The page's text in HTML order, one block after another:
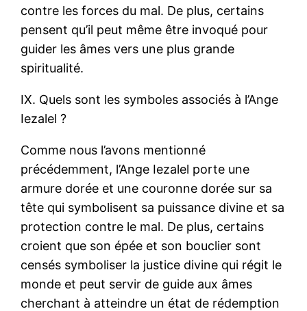
contre les forces du mal. De plus, certains
pensent qu’il peut même être invoqué pour
guider les âmes vers une plus grande
spiritualité.
IX. Quels sont les symboles associés à l’Ange
Iezalel ?
Comme nous l’avons mentionné
précédemment, l’Ange Iezalel porte une
armure dorée et une couronne dorée sur sa
tête qui symbolisent sa puissance divine et sa
protection contre le mal. De plus, certains
croient que son épée et son bouclier sont
censés symboliser la justice divine qui régit le
monde et peut servir de guide aux âmes
cherchant à atteindre un état de rédemption